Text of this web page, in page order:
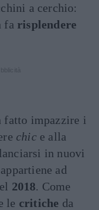
a cerchio:
fa risplendere
fatto impazzire i
chice alla
in nuovi
ad
2018. Come
le critiche da